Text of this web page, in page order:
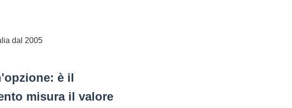
dal 2005
è il
misura il valore